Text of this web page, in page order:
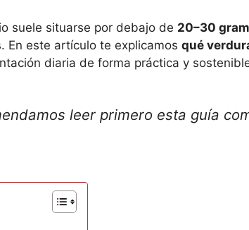
suele situarse por debajo de 20–30
En este artículo te explicamos qué
diaria de forma práctica y
leer primero esta guía